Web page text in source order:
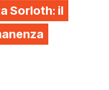
Sorloth: il